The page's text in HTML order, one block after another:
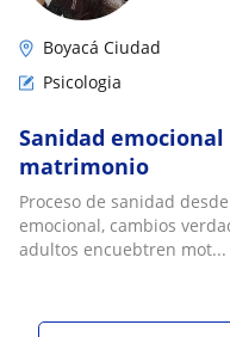
Boyacá Ciudad
Psicologia
Sanidad
matrimonio
Proceso de sanidad
emocional, cambios
adultos encuebtren mot...